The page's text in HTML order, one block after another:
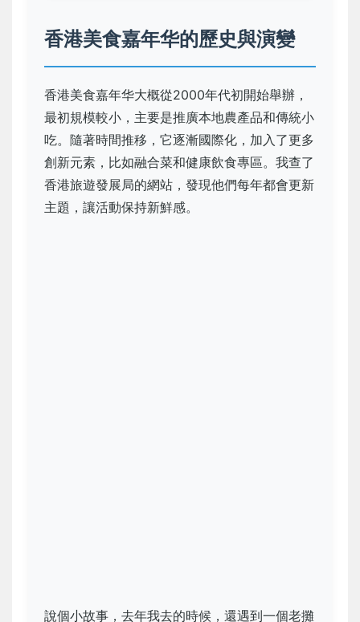
香港美食嘉年华的歷史與演變
香港美食嘉年华大概從2000年代初開始舉辦，
最初規模較小，主要是推廣本地農產品和傳統小
吃。隨著時間推移，它逐漸國際化，加入了更多
創新元素，比如融合菜和健康飲食專區。我查了
香港旅遊發展局的網站，發現他們每年都會更新
主題，讓活動保持新鮮感。
說個小故事，去年我去的時候，還遇到一個老攤